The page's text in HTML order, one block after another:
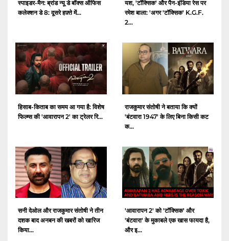
स्पाइडर-मैन: ब्रांड न्यू डे बॉक्स ऑफिस
कलेक्शन डे 8: दूसरे हफ़्ते में...
यश, 'टॉक्सिक' और पैन-इंडिया रेस पर
रमेश बाला: 'अगर 'टॉक्सिक' K.G.F.
2...
हिसाब-किताब का समय आ गया है: विशेष
फिल्म्स की 'आवारापन 2' का ट्रेलर रि...
राजकुमार संतोषी ने बताया कि क्यों
'बंटवारा 1947' के लिए बिना किसी कट
क...
सनी देओल और राजकुमार संतोषी ने तीन
दशक बाद अनबन की खबरों को खारिज
किया...
'आवारापन 2' को 'टॉक्सिक' और
'बंटवारा' के मुकाबले एक खास फायदा है,
और इ...